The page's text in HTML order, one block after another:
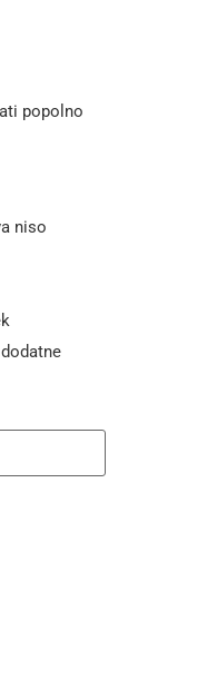
popolno
niso